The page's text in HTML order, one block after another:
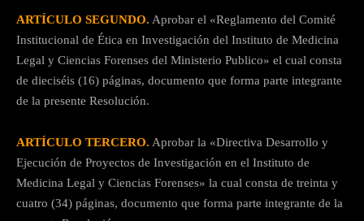
ARTÍCULO SEGUNDO. Aprobar el «Reglamento del Comité
Institucional de Ética en Investigación del Instituto de Medicina
Legal y Ciencias Forenses del Ministerio Publico» el cual consta
de dieciséis (16) páginas, documento que forma parte integrante
de la presente Resolución.
ARTÍCULO TERCERO. Aprobar la «Directiva Desarrollo y
Ejecución de Proyectos de Investigación en el Instituto de
Medicina Legal y Ciencias Forenses» la cual consta de treinta y
cuatro (34) páginas, documento que forma parte integrante de la